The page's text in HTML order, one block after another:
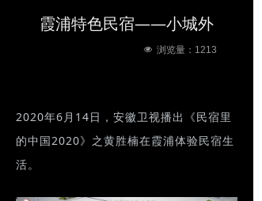
霞浦特色民宿——小城外
2020年6月14日，安徽卫视播出《民宿里
的中国2020》之黄胜楠在霞浦体验民宿生
活。
넶 浏览量： 1213